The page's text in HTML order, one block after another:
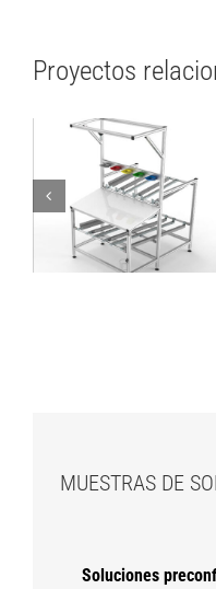
Proyectos
Mesa de trabajo de
flujo de materiales
MUESTRAS DE
Soluciones